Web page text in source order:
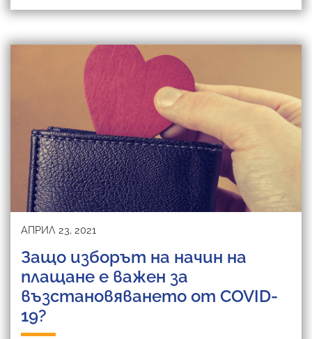
АПРИЛ 23, 2021
Защо изборът на начин на
плащане е важен за
възстановяването от COVID-
19?